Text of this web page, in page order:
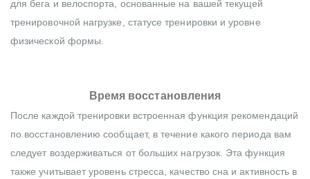
для бега и велоспорта, основанные на вашей текущей
тренировочной нагрузке, статусе тренировки и уровне
физической формы.
Время восстановления
После каждой тренировки встроенная функция рекомендаций
по восстановлению сообщает, в течение какого периода вам
следует воздерживаться от больших нагрузок. Эта функция
также учитывает уровень стресса, качество сна и активность в